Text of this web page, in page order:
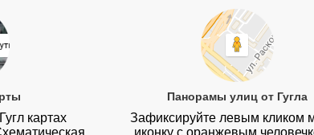
картах
Панорамы улиц от Гугла
Зафиксируйте левым кликом